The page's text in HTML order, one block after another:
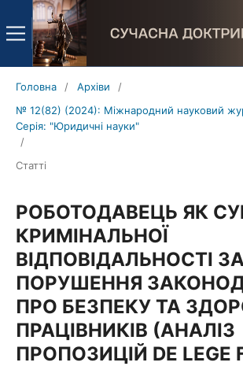
Головна / Архіви
/
№ 12(82) (2024): Міжнародний науковий
Серія: "Юридичні науки"
/
Статті
РОБОТОДАВЕЦЬ ЯК
КРИМІНАЛЬНОЇ
ВІДПОВІДАЛЬНОСТІ ЗА
ПОРУШЕННЯ
ПРО БЕЗПЕКУ ТА
ПРАЦІВНИКІВ (АНАЛІЗ
ПРОПОЗИЦІЙ DE LEGE